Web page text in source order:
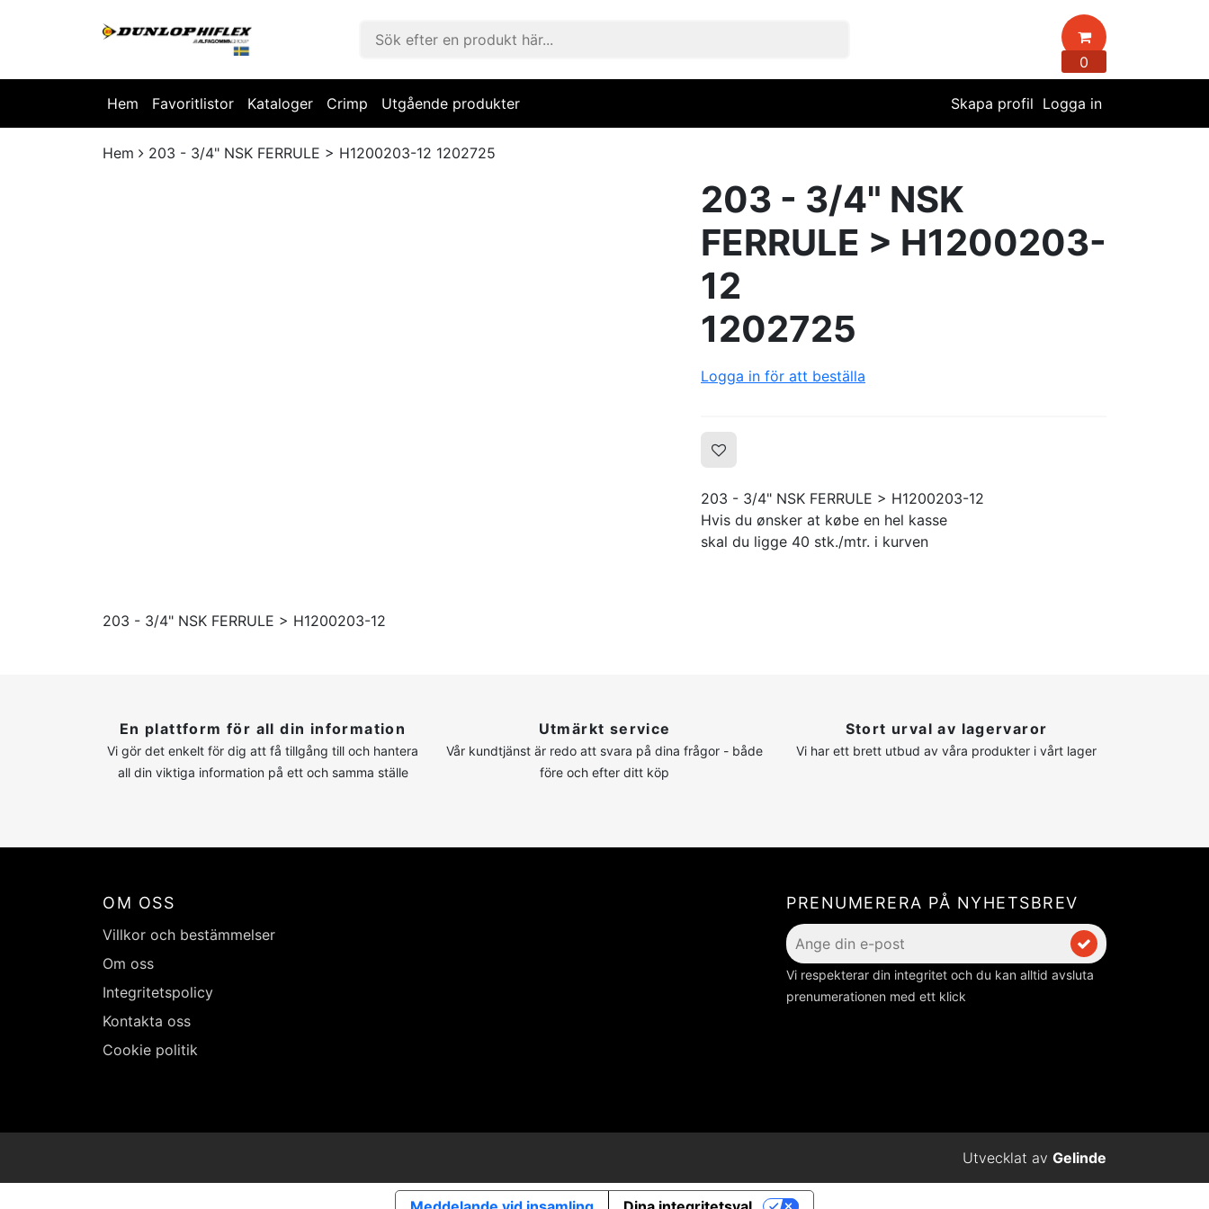
0
Hem Favoritlistor Kataloger Crimp Utgående produkter Logga in
Skapa profil
Hem 203 - 3/4" NSK FERRULE > H1200203-12 1202725
203 - 3/4" NSK
FERRULE > H1200203-
12
1202725
Logga in för att beställa
203 - 3/4" NSK FERRULE > H1200203-12
Hvis du ønsker at købe en hel kasse
skal du ligge 40 stk./mtr. i kurven
203 - 3/4" NSK FERRULE > H1200203-12
En plattform för all din information
Vi gör det enkelt för dig att få tillgång till och hantera
all din viktiga information på ett och samma ställe
Utmärkt service
Vår kundtjänst är redo att svara på dina frågor - både
före och efter ditt köp
Stort urval av lagervaror
Vi har ett brett utbud av våra produkter i vårt lager
OM OSS
Villkor och bestämmelser
Om oss
Integritetspolicy
Kontakta oss
Cookie politik
PRENUMERERA PÅ NYHETSBREV
Vi respekterar din integritet och du kan alltid avsluta
prenumerationen med ett klick
Utvecklat av Gelinde